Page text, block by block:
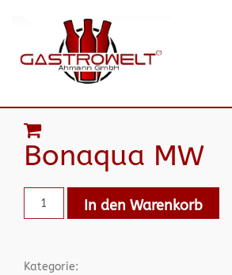
Bonaqua MW
In den Warenkorb
Kategorie: